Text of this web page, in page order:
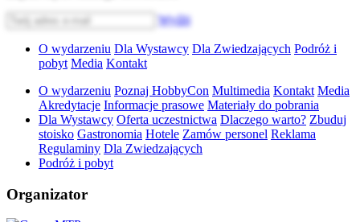
Wyślij
O wydarzeniu Dla Wystawcy Dla Zwiedzających Podróż i
pobyt Media Kontakt
O wydarzeniu Poznaj HobbyCon Multimedia Kontakt Media
Akredytacje Informacje prasowe Materiały do pobrania
Dla Wystawcy Oferta uczestnictwa Dlaczego warto? Zbuduj
stoisko Gastronomia Hotele Zamów personel Reklama
Regulaminy Dla Zwiedzających
Podróż i pobyt
Organizator